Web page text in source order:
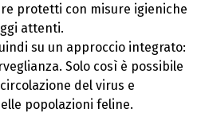
protetti con misure igieniche
attenti.
su un approccio integrato:
Solo così è possibile
del virus e
popolazioni feline.